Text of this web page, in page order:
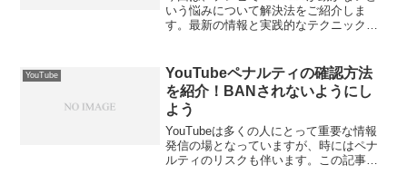
いう悩みについて解決法をご紹介しま
す。最新の情報と実践的なテクニックを
ます。YouTubeが動かないテレビの原因
は？テレビでY...
YouTube
YouTubeペナルティの確認方法
を紹介！BANされないようにし
よう
YouTubeは多くの人にとって重要な情報
発信の場となっていますが、時にはペナ
ルティのリスクも伴います。この記事で